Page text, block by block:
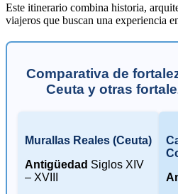
Este itinerario combina historia,
viajeros que buscan una experiencia
Comparativa de
Ceuta y otras
Murallas Reales (Ceuta)
Antigüedad Siglos XIV
– XVIII